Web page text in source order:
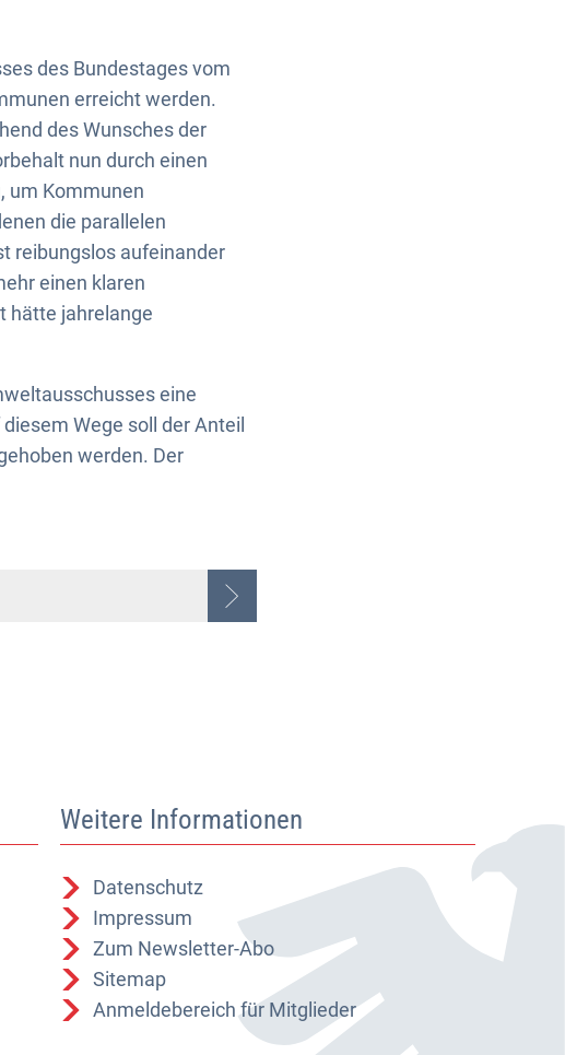
des Bundestages vom
erreicht werden.
des Wunsches der
nun durch einen
um Kommunen
die parallelen
reibungslos aufeinander
einen klaren
hätte jahrelange
eine
Wege soll der Anteil
werden. Der
Weitere Informationen
Datenschutz
Impressum
Zum Newsletter-Abo
Sitemap
Anmeldebereich für Mitglieder